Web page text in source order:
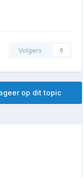
Volgers 0
op dit topic